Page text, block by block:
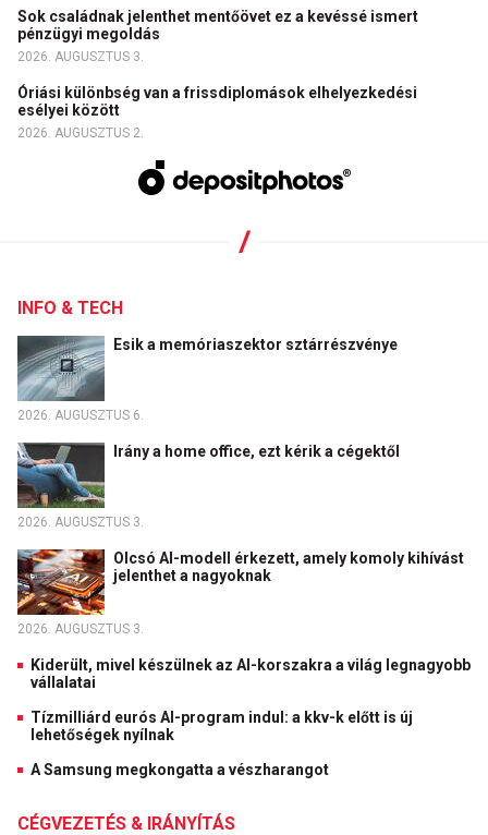
Sok családnak jelenthet mentőövet ez a kevéssé ismert
pénzügyi megoldás
2026. AUGUSZTUS 3.
Óriási különbség van a frissdiplomások elhelyezkedési
esélyei között
2026. AUGUSZTUS 2.
INFO & TECH
Esik a memóriaszektor sztárrészvénye
2026. AUGUSZTUS 6.
Irány a home office, ezt kérik a cégektől
2026. AUGUSZTUS 3.
Olcsó AI-modell érkezett, amely komoly kihívást
jelenthet a nagyoknak
2026. AUGUSZTUS 3.
Kiderült, mivel készülnek az AI-korszakra a világ legnagyobb
vállalatai
Tízmilliárd eurós AI-program indul: a kkv-k előtt is új
lehetőségek nyílnak
A Samsung megkongatta a vészharangot
CÉGVEZETÉS & IRÁNYÍTÁS